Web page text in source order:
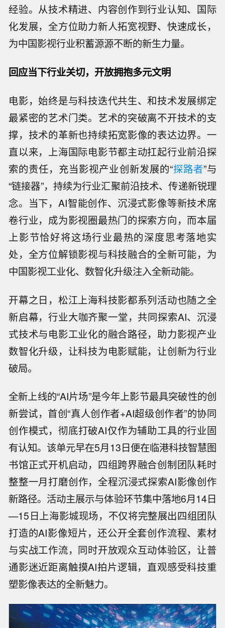
经验。从技术精进、内容创作到行业认知、国际
化发展，全方位助力新人拓宽视野、快速成长，
为中国影视行业积蓄源源不断的新生力量。
回应当下行业关切，开放拥抱多元文明
电影，始终是与科技迭代共生、和技术发展绑定
最紧密的艺术门类。艺术的突破离不开技术的支
撑，技术的革新也持续拓宽影像的表达边界。一
直以来，上海国际电影节都主动扛起行业前沿探
索的责任，充当影视产业创新发展的“探路者”与
“链接器”，持续为行业汇聚前沿技术、传递新锐理
念。当下，AI智能创作、沉浸式影像等新技术席
卷行业，成为影视圈最热门的探索方向，而本届
上影节恰好将这场行业最热的深度思考落地实
处，全方位解锁影视与科技融合的全新可能，为
中国影视工业化、数智化升级注入全新动能。
开幕之日，松江上海科技影都系列活动也随之全
新启幕，行业大咖齐聚一堂，共同探索AI、沉浸
式技术与电影工业化的融合路径，助力影视产业
数智化升级，让科技为电影赋能，让创新为行业
破局。
全新上线的“AI片场”是今年上影节最具突破性的创
新尝试，首创“真人创作者+AI超级创作者”的协同
创作模式，彻底打破AI仅作为辅助工具的行业固
有认知。该单元早在5月13日便在临港科技智慧图
书馆正式开机启动，四组跨界融合创制团队耗时
整整一月打磨创作，全程沉浸式探索AI影像创作
新路径。活动主展示与体验环节集中落地6月14日
—15日上海影城现场，不仅将完整展出四组团队
打造的AI影像短片，还公开全套创作流程、素材
与实战工作流，同时开放观众互动体验区，让普
通影迷近距离触摸AI拍片逻辑，直观感受科技重
塑影像表达的全新魅力。